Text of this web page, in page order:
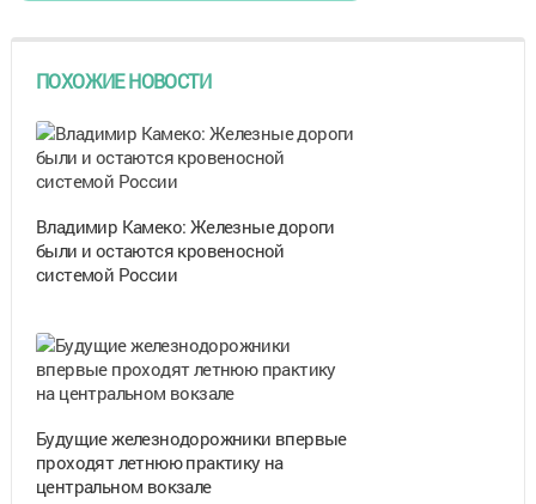
ПОХОЖИЕ НОВОСТИ
Владимир Камеко: Железные дороги
были и остаются кровеносной
системой России
Будущие железнодорожники впервые
проходят летнюю практику на
центральном вокзале